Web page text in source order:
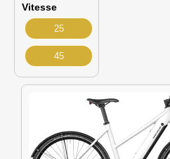
Vitesse
25
45